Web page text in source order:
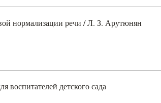
нормализации речи / Л. З. Арутюнян
детского сада